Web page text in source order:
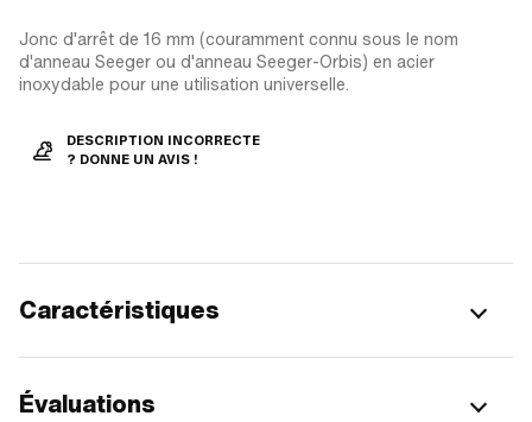
Jonc d'arrêt de 16 mm (couramment connu sous le nom
d'anneau Seeger ou d'anneau Seeger-Orbis) en acier
inoxydable pour une utilisation universelle.
DESCRIPTION INCORRECTE
? DONNE UN AVIS !
Caractéristiques
Évaluations